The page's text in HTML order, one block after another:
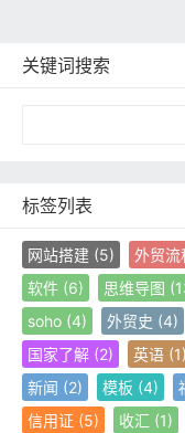
关键词搜索
标签列表
网站搭建(5) 外贸流
软件(6) 思维导图
soho(4) 外贸史 (4)
国家了解(2) 英语 (1)
新闻 (2) 模板 (4)
信用证(5) 收汇 (1)